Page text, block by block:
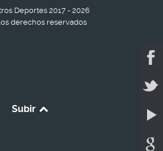
Deportes 2017 - 2026
derechos reservados
Subir